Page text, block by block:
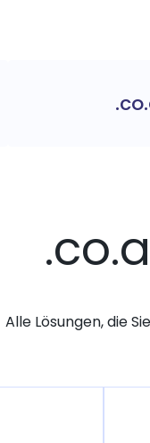
Alle Lösungen, die